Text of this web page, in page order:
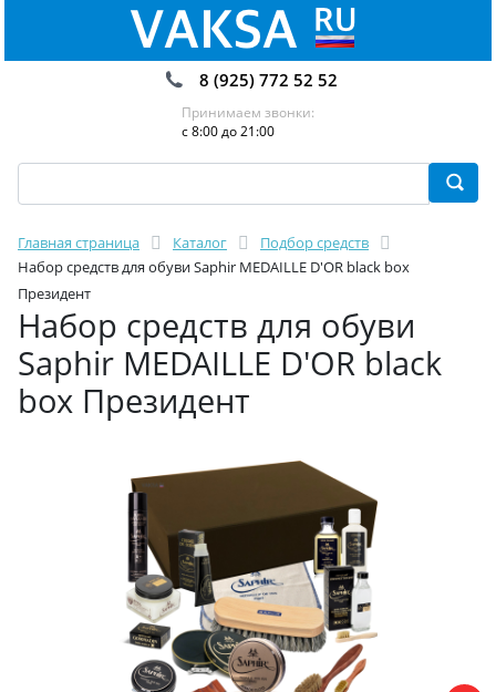
8 (925) 772 52 52
Принимаем звонки:
с 8:00 до 21:00
Главная страница Каталог
Подбор средств
Набор средств для обуви Saphir MEDAILLE D'OR black box
Президент
Набор средств для обуви
Saphir MEDAILLE D'OR black
box Президент